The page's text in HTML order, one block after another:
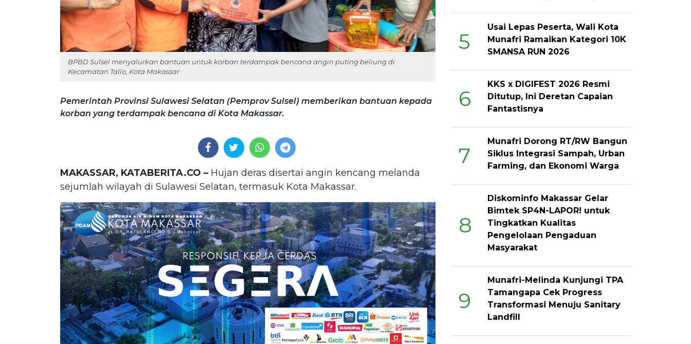
BPBD Sulsel menyalurkan bantuan untuk korban terdampak bencana angin puting beliung di
Kecamatan Tallo, Kota Makassar
Pemerintah Provinsi Sulawesi Selatan (Pemprov Sulsel) memberikan bantuan kepada
korban yang terdampak bencana di Kota Makassar.
MAKASSAR, KATABERITA.CO – Hujan deras disertai angin kencang melanda
sejumlah wilayah di Sulawesi Selatan, termasuk Kota Makassar.
5
Usai Lepas Peserta, Wali Kota
Munafri Ramaikan Kategori 10K
SMANSA RUN 2026
6
KKS x DIGIFEST 2026 Resmi
Ditutup, Ini Deretan Capaian
Fantastisnya
7
Munafri Dorong RT/RW Bangun
Siklus Integrasi Sampah, Urban
Farming, dan Ekonomi Warga
8
Diskominfo Makassar Gelar
Bimtek SP4N-LAPOR! untuk
Tingkatkan Kualitas
Pengelolaan Pengaduan
Masyarakat
9
Munafri-Melinda Kunjungi TPA
Tamangapa Cek Progress
Transformasi Menuju Sanitary
Landfill